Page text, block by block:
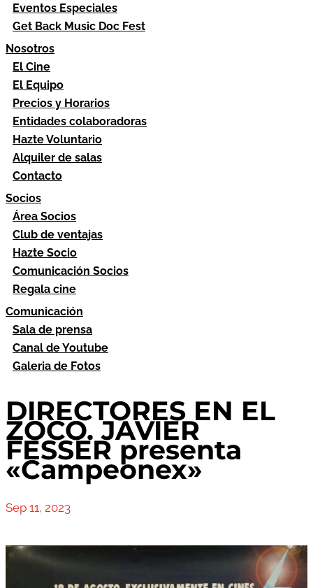
Eventos Especiales
Get Back Music Doc Fest
Nosotros
El Cine
El Equipo
Precios y Horarios
Entidades colaboradoras
Hazte Voluntario
Alquiler de salas
Contacto
Socios
Área Socios
Club de ventajas
Hazte Socio
Comunicación Socios
Regala cine
Comunicación
Sala de prensa
Canal de Youtube
Galeria de Fotos
DIRECTORES EN EL
ZOCO. JAVIER
FESSER presenta
«Campeonex»
Sep 11, 2023